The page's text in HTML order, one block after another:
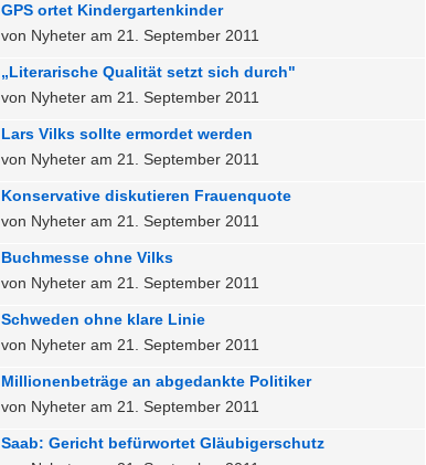
GPS ortet Kindergartenkinder
von Nyheter am 21. September 2011
„Literarische Qualität setzt sich durch"
von Nyheter am 21. September 2011
Lars Vilks sollte ermordet werden
von Nyheter am 21. September 2011
Konservative diskutieren Frauenquote
von Nyheter am 21. September 2011
Buchmesse ohne Vilks
von Nyheter am 21. September 2011
Schweden ohne klare Linie
von Nyheter am 21. September 2011
Millionenbeträge an abgedankte Politiker
von Nyheter am 21. September 2011
Saab: Gericht befürwortet Gläubigerschutz